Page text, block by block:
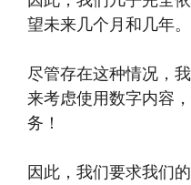
望未来几个月和几年。
尽管存在这种情况，
来考虑使用数字内容
务！
因此，我们要求我们